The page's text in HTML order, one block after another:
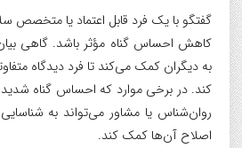
گفتگو با یک فرد قابل اعتماد یا متخصص
کاهش احساس گناه مؤثر باشد. گاهی
به دیگران کمک می‌کند تا فرد دیدگاه
کند. در برخی موارد که احساس گناه
روان‌شناس یا مشاور می‌تواند به
اصلاح آن‌ها کمک کند.